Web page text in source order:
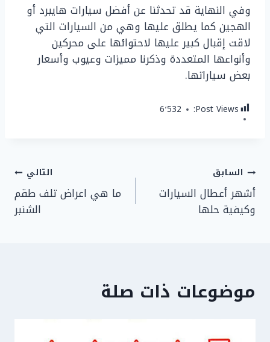
وفي النهاية قد تحدثنا عن أفضل سيارات هايبرد أو
الهجين كما يطلق عليها وهي من السيارات التي
لاقت إقبال كبير عليها لاحتوائها على محركين
وأنواعها المتعددة وذكرنا مميزات وعيوب وأسعار
بعض سياراتها.
Post Views: 6٬532
تصفّح
المقالات
السابق
أشهر أعطال السيارات
وكيفية حلها
التالي
ما هي اعراض تلف طقم
الشنبر
موضوعات ذات صلة